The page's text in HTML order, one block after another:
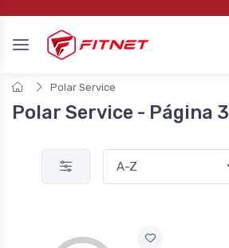
Polar Service
Polar Service - Página 3